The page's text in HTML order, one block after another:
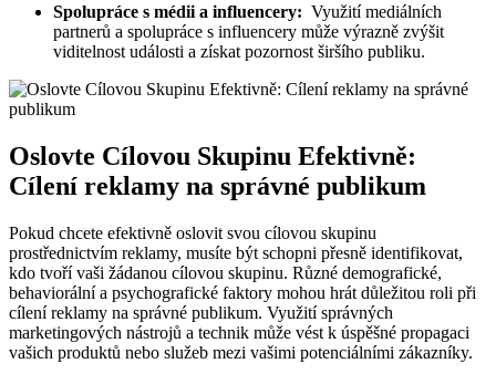
Spolupráce s ⁤médii‌ a influencery: ‌ Využití mediálních
partnerů a spolupráce s⁤ influencery ⁤může výrazně‍ zvýšit
viditelnost události ‌a ⁣získat pozornost širšího publiku.
Oslovte Cílovou Skupinu Efektivně:
Cílení reklamy na správné publikum
Pokud ⁣chcete efektivně oslovit svou cílovou skupinu
prostřednictvím reklamy, musíte být schopni přesně ‌identifikovat,
kdo tvoří vaši ⁤žádanou cílovou ‌skupinu. Různé⁣ demografické,
behaviorální a psychografické faktory mohou⁢ hrát⁤ důležitou roli při
‌cílení reklamy na ‌správné publikum. ‌Využití správných
⁤marketingových ‍nástrojů a technik ​může vést ‍k úspěšné propagaci ​
vašich⁤ produktů‌ nebo služeb mezi‌ vašimi⁣ potenciálními‍ zákazníky.